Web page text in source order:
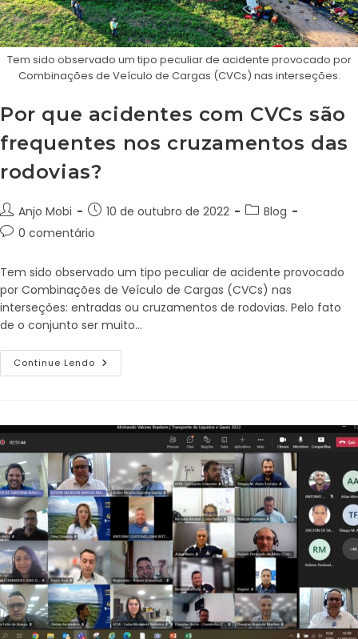
Tem sido observado um tipo peculiar de acidente provocado por
Combinações de Veículo de Cargas (CVCs) nas interseções.
Por que acidentes com CVCs são
frequentes nos cruzamentos das
rodovias?
Anjo Mobi 10 de outubro de 2022
Blog
0 comentário
Tem sido observado um tipo peculiar de acidente provocado
por Combinações de Veículo de Cargas (CVCs) nas
interseções: entradas ou cruzamentos de rodovias. Pelo fato
de o conjunto ser muito…
Continue Lendo